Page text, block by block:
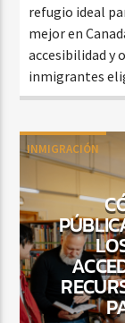
refugio ideal
mejor en
accesibilidad y
inmigrantes
INMIGRACIÓN